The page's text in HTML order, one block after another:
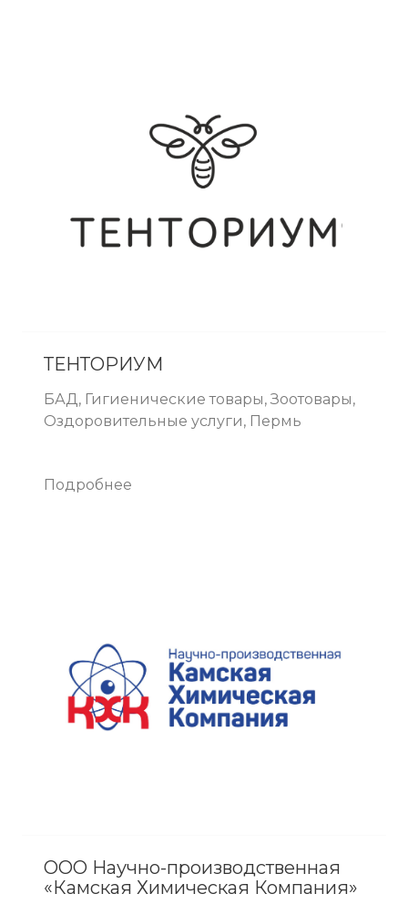
ТЕНТОРИУМ
БАД, Гигиенические товары, Зоотовары,
Оздоровительные услуги, Пермь
Подробнее
ООО Научно-производственная
«Камская Химическая Компания»